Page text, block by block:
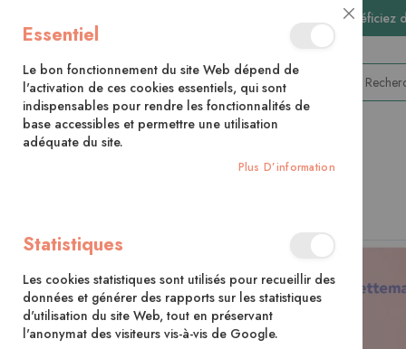
🚚
CATÉGORIES
Skip
the
end
of
the
Close
Cookie
Essentiel
Le bon fonctionnement du site Web dépend de
l'activation de ces cookies essentiels, qui sont
indispensables pour rendre les fonctionnalités de
base accessibles et permettre une utilisation
adéquate du site.
Plus D’information
Statistiques
Les cookies statistiques sont utilisés pour recueillir des
données et générer des rapports sur les statistiques
d'utilisation du site Web, tout en préservant
l'anonymat des visiteurs vis-à-vis de Google.